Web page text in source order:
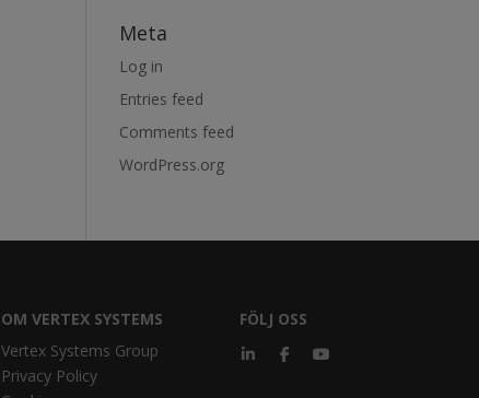
Meta
Log in
Entries feed
Comments feed
WordPress.org
OM VERTEX SYSTEMS
Vertex Systems Group
Privacy Policy
FÖLJ OSS